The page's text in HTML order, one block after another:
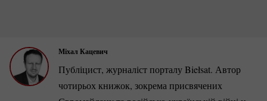
Міхал Кацевич
Публіцист, журналіст порталу Biełsat. Автор
чотирьох книжок, зокрема присвячених